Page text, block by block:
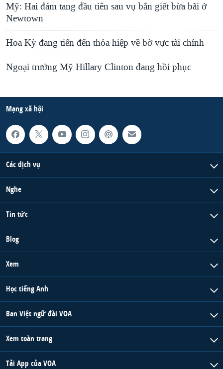
Mỹ: Hai đám tang đầu tiên sau vụ bắn giết bừa bãi ở
Newtown
Hoa Kỳ đang tiến đến thỏa hiệp về bờ vực tài chính
Ngoại trưởng Mỹ Hillary Clinton đang hồi phục
Mạng xã hội
Các dịch vụ
Nghe
Tin tức
Blog
Xem
Học tiếng Anh
Ban Việt ngữ đài VOA
Xem toàn trang
Tải App của VOA